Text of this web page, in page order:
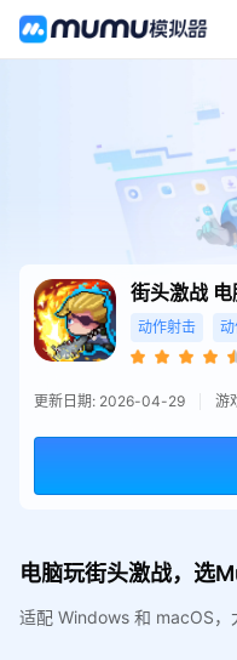
街头激战
动作射击
更新日期: 2026-04-29 游
电脑玩街头激战，选
适配 Windows 和 macOS，